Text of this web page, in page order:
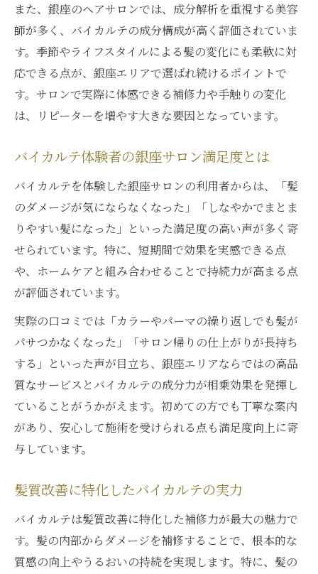
また、銀座のヘアサロンでは、成分解析を重視する美容
師が多く、バイカルテの成分構成が高く評価されていま
す。季節やライフスタイルによる髪の変化にも柔軟に対
応できる点が、銀座エリアで選ばれ続けるポイントで
す。サロンで実際に体感できる補修力や手触りの変化
は、リピーターを増やす大きな要因となっています。
バイカルテ体験者の銀座サロン満足度とは
バイカルテを体験した銀座サロンの利用者からは、「髪
のダメージが気にならなくなった」「しなやかでまとま
りやすい髪になった」といった満足度の高い声が多く寄
せられています。特に、短期間で効果を実感できる点
や、ホームケアと組み合わせることで持続力が高まる点
が評価されています。
実際の口コミでは「カラーやパーマの繰り返しでも髪が
パサつかなくなった」「サロン帰りの仕上がりが長持ち
する」といった声が目立ち、銀座エリアならではの高品
質なサービスとバイカルテの成分力が相乗効果を発揮し
ていることがうかがえます。初めての方でも丁寧な案内
があり、安心して施術を受けられる点も満足度向上に寄
与しています。
髪質改善に特化したバイカルテの実力
バイカルテは髪質改善に特化した補修力が最大の魅力で
す。髪の内部からダメージを補修することで、根本的な
質感の向上やうるおいの持続を実現します。特に、髪の